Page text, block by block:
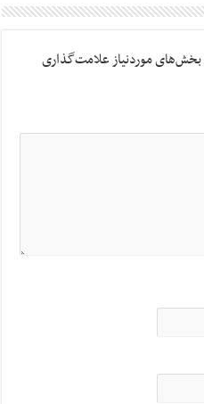
بخش‌های موردنیاز علامت‌گذاری